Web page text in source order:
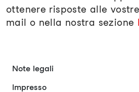
ottenere risposte alle
mail o nella nostra sezione
Note legali
Impresso